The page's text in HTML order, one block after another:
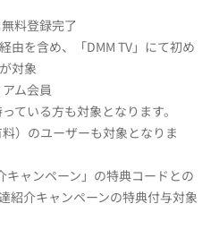
料登録完了
由を含め、「DMM TV」にて初め
対象
ム会員
ている方も対象となります。
）のユーザーも対象となりま
ャンペーン」の特典コードとの
紹介キャンペーンの特典付与対象